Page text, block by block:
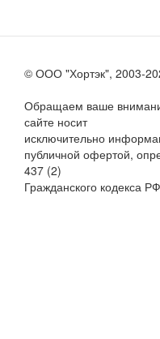
© ООО "Хортэк", 2003-
Обращаем ваше
сайте носит
исключительно
публичной офертой,
437 (2)
Гражданского кодекса